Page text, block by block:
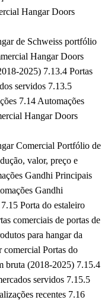
Hangar Doors
de Schweiss portfólio
Hangar Doors
2025) 7.13.4 Portas
servidos 7.13.5
7.14 Automações
Hangar Doors
Comercial Portfólio de
valor, preço e
Gandhi Principais
Gandhi
7.15 Porta do estaleiro
comerciais de portas de
para hangar da
comercial Portas do
bruta (2018-2025) 7.15.4
servidos 7.15.5
recentes 7.16